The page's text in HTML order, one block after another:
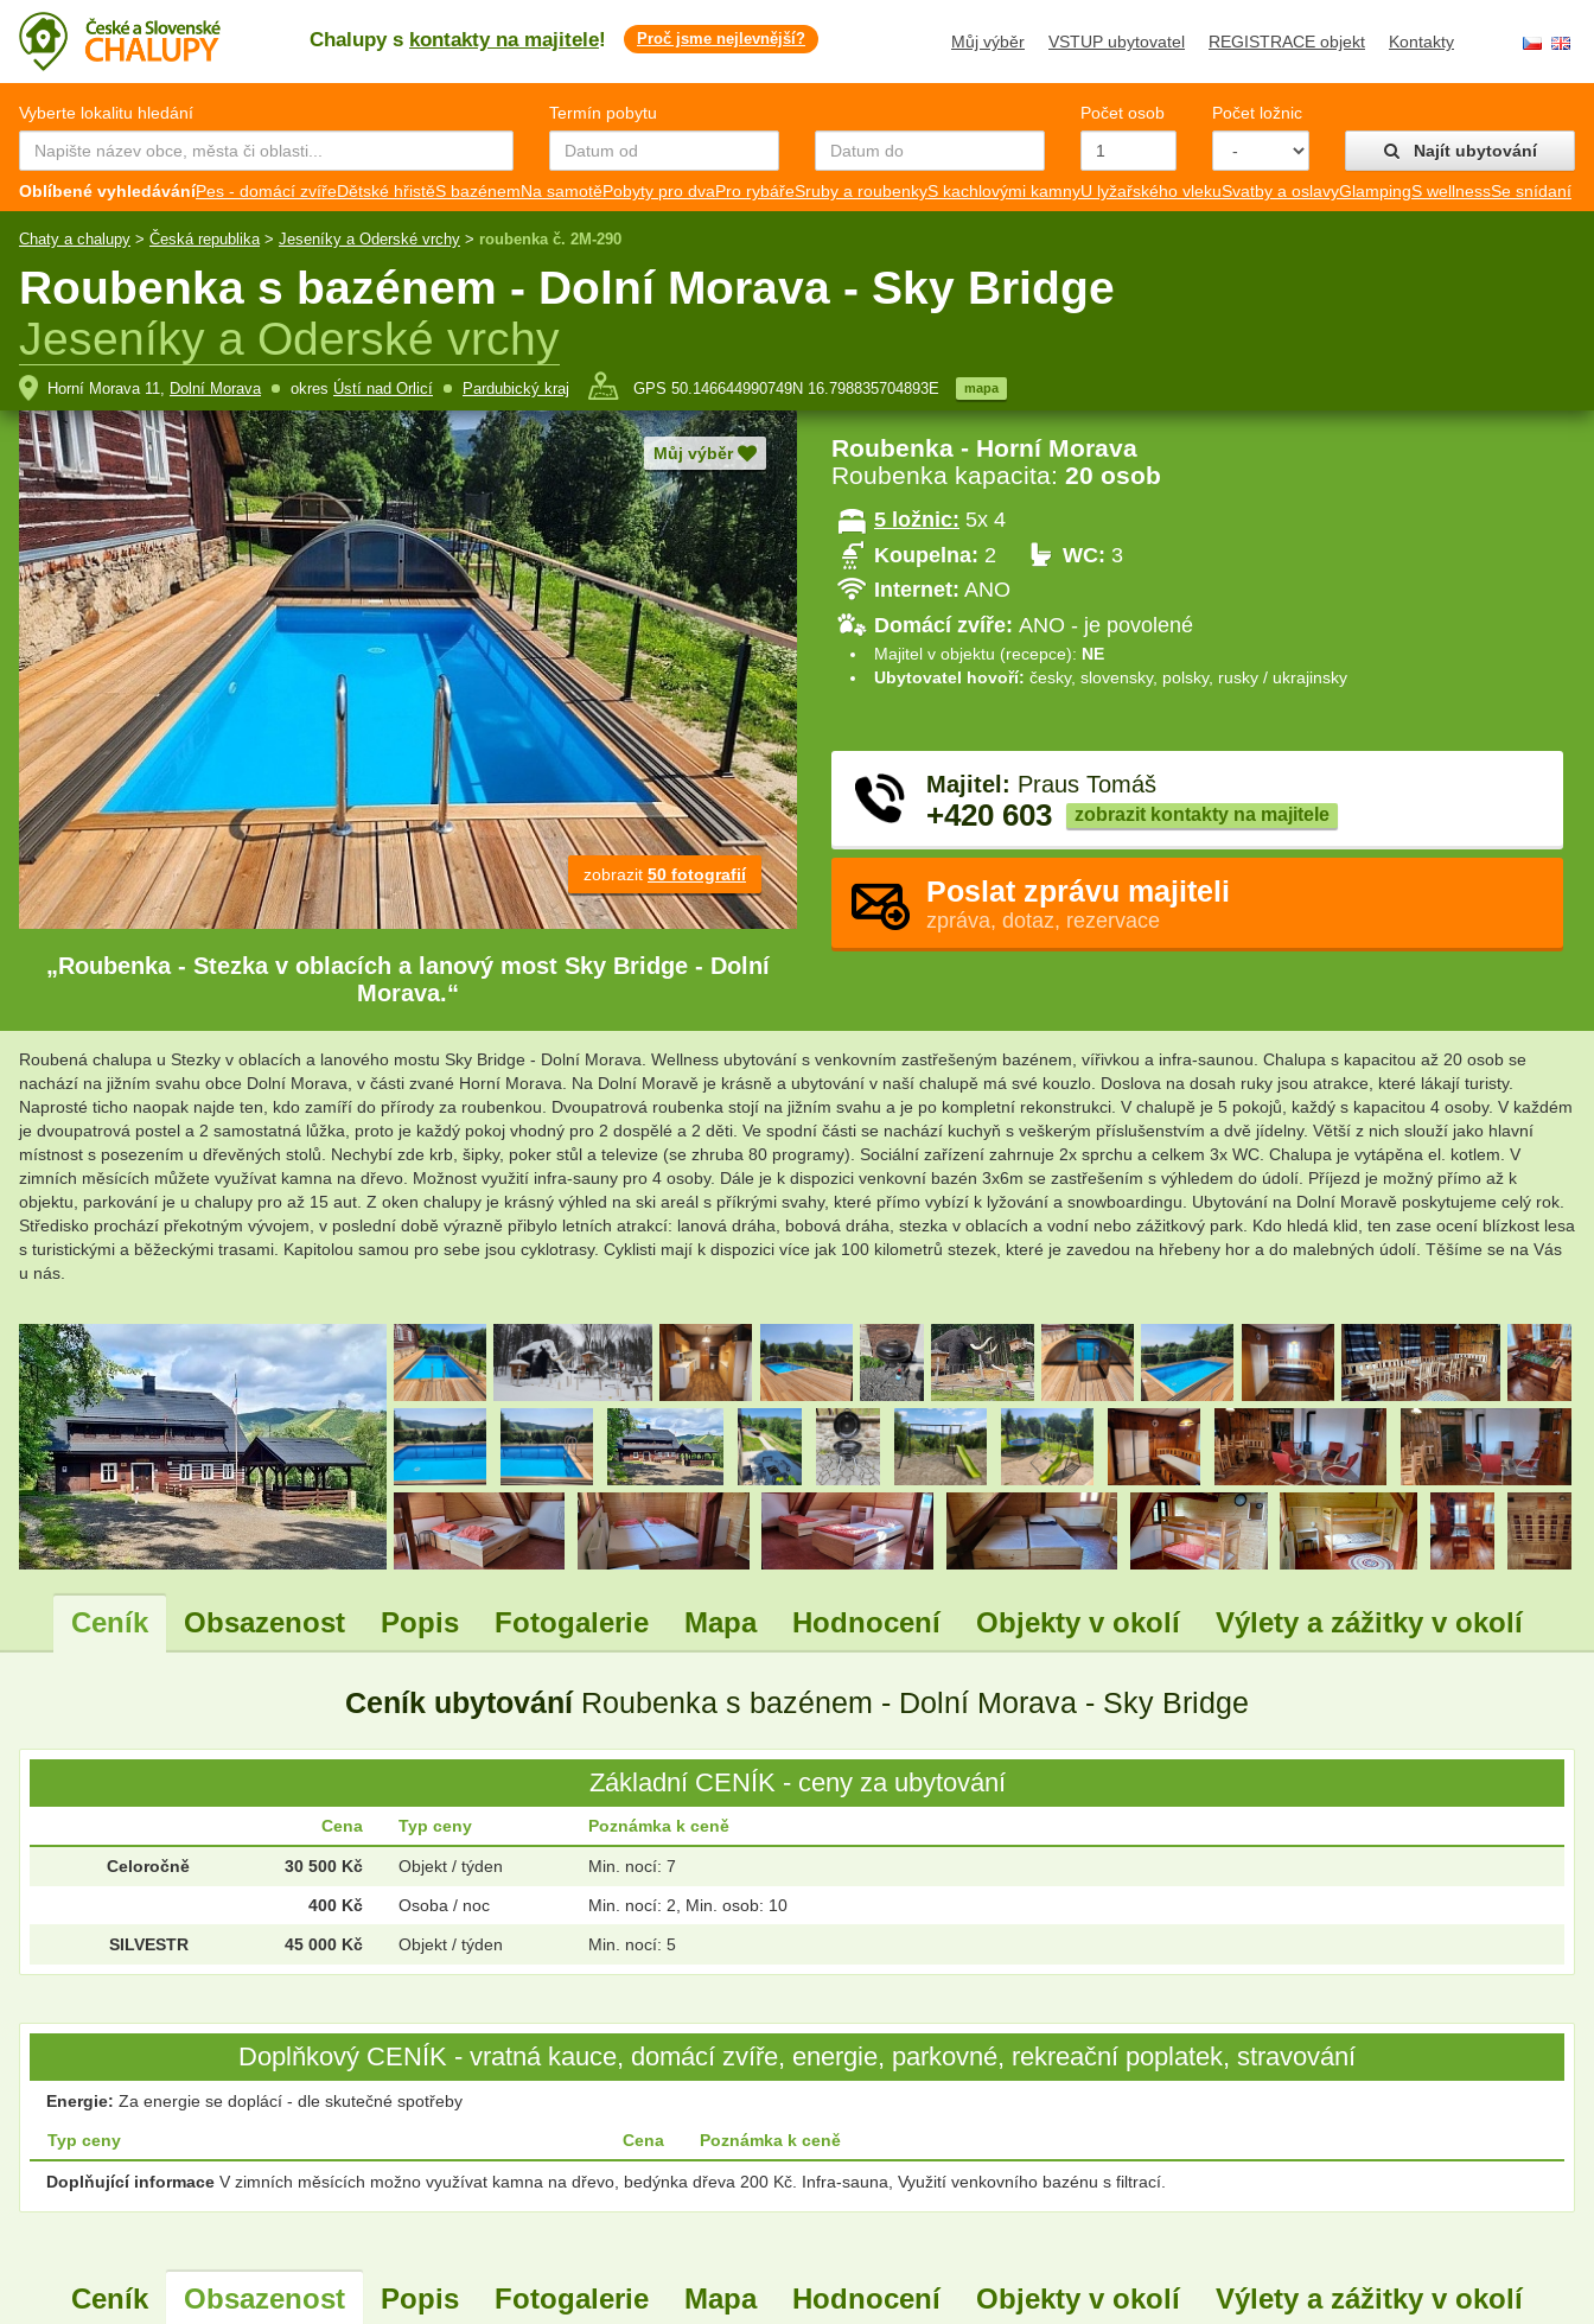
Chalupy s kontakty na majitele! Proč jsme nejlevnější? Můj výběr VSTUP ubytovatel REGISTRACE objekt Kontakty
CZ EN
Vyberte lokalitu hledání Termín pobytu Počet osob
Počet ložnic
Najít ubytování
Oblíbené vyhledáváníPes - domácí zvířeDětské hřistěS bazénemNa samotěPobyty pro dvaPro rybářeSruby a roubenkyS kachlovými kamnyU lyžařského vlekuSvatby a oslavyGlampingS wellnessSe snídaní
Chaty a chalupy > Česká republika > Jeseníky a Oderské vrchy > roubenka č. 2M-290
Roubenka s bazénem - Dolní Morava - Sky Bridge
Jeseníky a Oderské vrchy
Horní Morava 11, Dolní Morava okres Ústí nad Orlicí Pardubický kraj GPS 50.146644990749N 16.798835704893E mapa
Můj výběr
zobrazit 50 fotografií
„Roubenka - Stezka v oblacích a lanový most Sky Bridge - Dolní
Morava.“
Roubenka - Horní Morava
Roubenka kapacita: 20 osob
5 ložnic: 5x 4
Koupelna: 2 WC: 3
Internet: ANO
Domácí zvíře: ANO - je povolené
Majitel v objektu (recepce): NE
Ubytovatel hovoří: česky, slovensky, polsky, rusky / ukrajinsky
Majitel: Praus Tomáš
+420 603 zobrazit kontakty na majitele
Poslat zprávu majiteli
zpráva, dotaz, rezervace
Roubená chalupa u Stezky v oblacích a lanového mostu Sky Bridge - Dolní Morava. Wellness ubytování s venkovním zastřešeným bazénem, vířivkou a infra-saunou. Chalupa s kapacitou až 20 osob se
nachází na jižním svahu obce Dolní Morava, v části zvané Horní Morava. Na Dolní Moravě je krásně a ubytování v naší chalupě má své kouzlo. Doslova na dosah ruky jsou atrakce, které lákají turisty.
Naprosté ticho naopak najde ten, kdo zamíří do přírody za roubenkou. Dvoupatrová roubenka stojí na jižním svahu a je po kompletní rekonstrukci. V chalupě je 5 pokojů, každý s kapacitou 4 osoby. V každém
je dvoupatrová postel a 2 samostatná lůžka, proto je každý pokoj vhodný pro 2 dospělé a 2 děti. Ve spodní části se nachází kuchyň s veškerým příslušenstvím a dvě jídelny. Větší z nich slouží jako hlavní
místnost s posezením u dřevěných stolů. Nechybí zde krb, šipky, poker stůl a televize (se zhruba 80 programy). Sociální zařízení zahrnuje 2x sprchu a celkem 3x WC. Chalupa je vytápěna el. kotlem. V
zimních měsících můžete využívat kamna na dřevo. Možnost využití infra-sauny pro 4 osoby. Dále je k dispozici venkovní bazén 3x6m se zastřešením s výhledem do údolí. Příjezd je možný přímo až k
objektu, parkování je u chalupy pro až 15 aut. Z oken chalupy je krásný výhled na ski areál s příkrými svahy, které přímo vybízí k lyžování a snowboardingu. Ubytování na Dolní Moravě poskytujeme celý rok.
Středisko prochází překotným vývojem, v poslední době výrazně přibylo letních atrakcí: lanová dráha, bobová dráha, stezka v oblacích a vodní nebo zážitkový park. Kdo hledá klid, ten zase ocení blízkost lesa
s turistickými a běžeckými trasami. Kapitolou samou pro sebe jsou cyklotrasy. Cyklisti mají k dispozici více jak 100 kilometrů stezek, které je zavedou na hřebeny hor a do malebných údolí. Těšíme se na Vás
u nás.
Ceník Obsazenost Popis Fotogalerie Mapa Hodnocení Objekty v okolí Výlety a zážitky v okolí
Ceník ubytování Roubenka s bazénem - Dolní Morava - Sky Bridge
Základní CENÍK - ceny za ubytování
Cena Typ ceny Poznámka k ceně
Celoročně 30 500 Kč Objekt / týden Min. nocí: 7
400 Kč Osoba / noc Min. nocí: 2, Min. osob: 10
SILVESTR 45 000 Kč Objekt / týden Min. nocí: 5
Doplňkový CENÍK - vratná kauce, domácí zvíře, energie, parkovné, rekreační poplatek, stravování
Energie: Za energie se doplácí - dle skutečné spotřeby
Typ ceny Cena Poznámka k ceně
Doplňující informace V zimních měsících možno využívat kamna na dřevo, bedýnka dřeva 200 Kč. Infra-sauna, Využití venkovního bazénu s filtrací.
Ceník Obsazenost Popis Fotogalerie Mapa Hodnocení Objekty v okolí Výlety a zážitky v okolí